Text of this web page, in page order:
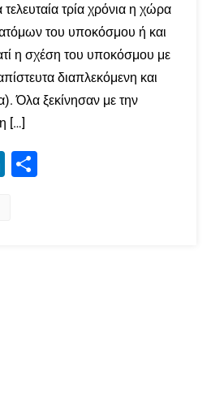
τελευταία τρία χρόνια η χώρα
του υποκόσμου ή και
η σχέση του υποκόσμου με
διαπλεκόμενη και
Όλα ξεκίνησαν με την
[…]
LinkedIn